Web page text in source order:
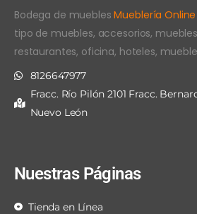
Bodega de mueblesMueblería Online
tipo de muebles, accesorios,
restaurantes, oficina, hoteles,
8126647977
Fracc. Río Pilón 2101 Fracc.
Nuevo León
Nuestras Páginas
Tienda en Línea